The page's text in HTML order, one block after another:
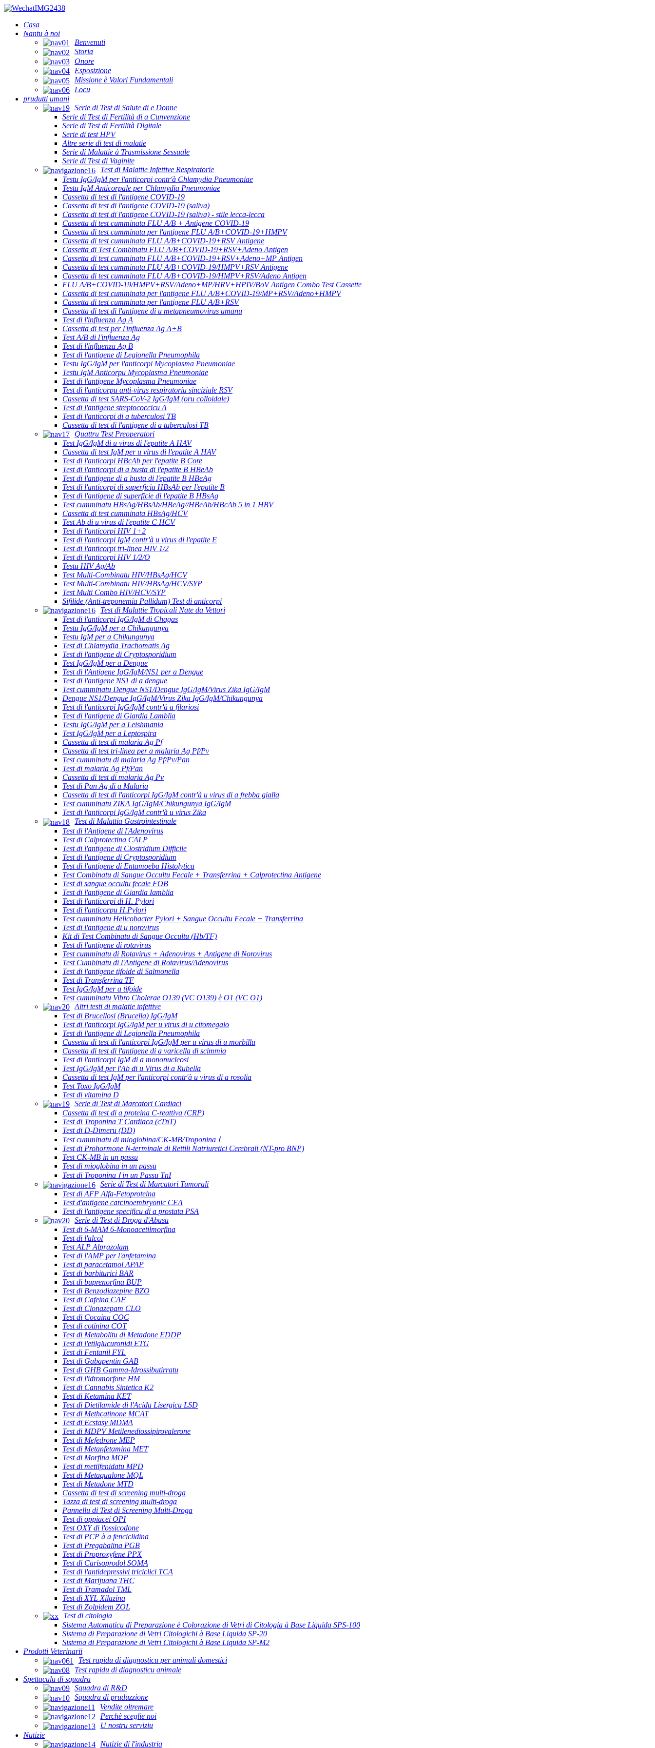
Casa
Nantu à noi
Benvenuti
Storia
Onore
Esposizione
Missione è Valori Fundamentali
Locu
prudutti umani
Serie di Test di Salute di e Donne
Serie di Test di Fertilità di a Cunvenzione
Serie di Test di Fertilità Digitale
Serie di test HPV
Altre serie di test di malatie
Serie di Malattie à Trasmissione Sessuale
Serie di Test di Vaginite
Test di Malattie Infettive Respiratorie
Testu IgG/IgM per l'anticorpi contr'à Chlamydia Pneumoniae
Testu IgM Anticorpale per Chlamydia Pneumoniae
Cassetta di test di l'antigene COVID-19
Cassetta di test di l'antigene COVID-19 (saliva)
Cassetta di test di l'antigene COVID-19 (saliva) - stile lecca-lecca
Cassetta di test cumminata FLU A/B + Antigene COVID-19
Cassetta di test cumminata per l'antigene FLU A/B+COVID-19+HMPV
Cassetta di test cumminata FLU A/B+COVID-19+RSV Antigene
Cassetta di Test Combinatu FLU A/B+COVID-19+RSV+Adeno Antigen
Cassetta di test cumminatu FLU A/B+COVID-19+RSV+Adeno+MP Antigen
Cassetta di test cumminata FLU A/B+COVID-19/HMPV+RSV Antigene
Cassetta di test cumminata FLU A/B+COVID-19/HMPV+RSV/Adeno Antigen
FLU A/B+COVID-19/HMPV+RSV/Adeno+MP/HRV+HPIV/BoV Antigen Combo Test Cassette
Cassetta di test cumminata per l'antigene FLU A/B+COVID-19/MP+RSV/Adeno+HMPV
Cassetta di test cumminata per l'antigene FLU A/B+RSV
Cassetta di test di l'antigene di u metapneumovirus umanu
Test di l'influenza Ag A
Cassetta di test per l'influenza Ag A+B
Test A/B di l'influenza Ag
Test di l'influenza Ag B
Test di l'antigene di Legionella Pneumophila
Testu IgG/IgM per l'anticorpi Mycoplasma Pneumoniae
Testu IgM Anticorpu Mycoplasma Pneumoniae
Test di l'antigene Mycoplasma Pneumoniae
Test di l'anticorpu anti-virus respiratoriu sinciziale RSV
Cassetta di test SARS-CoV-2 IgG/IgM (oru colloidale)
Test di l'antigene streptococcicu A
Test di l'anticorpi di a tuberculosi TB
Cassetta di test di l'antigene di a tuberculosi TB
Quattru Test Preoperatori
Test IgG/IgM di u virus di l'epatite A HAV
Cassetta di test IgM per u virus di l'epatite A HAV
Test di l'anticorpi HBcAb per l'epatite B Core
Test di l'anticorpi di a busta di l'epatite B HBeAb
Test di l'antigene di a busta di l'epatite B HBeAg
Test di l'anticorpi di superficia HBsAb per l'epatite B
Test di l'antigene di superficie di l'epatite B HBsAg
Test cumminatu HBsAg/HBsAb/HBeAg//HBeAb/HBcAb 5 in 1 HBV
Cassetta di test cumminata HBsAg/HCV
Test Ab di u virus di l'epatite C HCV
Test di l'anticorpi HIV 1+2
Test di l'anticorpi IgM contr'à u virus di l'epatite E
Test di l'anticorpi tri-linea HIV 1/2
Test di l'anticorpi HIV 1/2/O
Testu HIV Ag/Ab
Test Multi-Combinatu HIV/HBsAg/HCV
Test Multi-Combinatu HIV/HBsAg/HCV/SYP
Test Multi Combo HIV/HCV/SYP
Sifilide (Anti-treponemia Pallidum) Test di anticorpi
Test di Malattie Tropicali Nate da Vettori
Test di l'anticorpi IgG/IgM di Chagas
Testu IgG/IgM per a Chikungunya
Testu IgM per a Chikungunya
Test di Chlamydia Trachomatis Ag
Test di l'antigene di Cryptosporidium
Test IgG/IgM per a Dengue
Test di l'Antigene IgG/IgM/NS1 per a Dengue
Test di l'antigene NS1 di a dengue
Test cumminatu Dengue NS1/Dengue IgG/IgM/Virus Zika IgG/IgM
Dengue NS1/Dengue IgG/IgM/Virus Zika IgG/IgM/Chikungunya
Test di l'anticorpi IgG/IgM contr'à a filariosi
Test di l'antigene di Giardia Lamblia
Testu IgG/IgM per a Leishmania
Test IgG/IgM per a Leptospira
Cassetta di test di malaria Ag Pf
Cassetta di test tri-linea per a malaria Ag Pf/Pv
Test cumminatu di malaria Ag Pf/Pv/Pan
Test di malaria Ag Pf/Pan
Cassetta di test di malaria Ag Pv
Test di Pan Ag di a Malaria
Cassetta di test di l'anticorpi IgG/IgM contr'à u virus di a frebba gialla
Test cumminatu ZIKA IgG/IgM/Chikungunya IgG/IgM
Test di l'anticorpi IgG/IgM contr'à u virus Zika
Test di Malattia Gastrointestinale
Test di l'Antigene di l'Adenovirus
Test di Calprotectina CALP
Test di l'antigene di Clostridium Difficile
Test di l'antigene di Cryptosporidium
Test di l'antigene di Entamoeba Histolytica
Test Combinatu di Sangue Occultu Fecale + Transferrina + Calprotectina Antigene
Test di sangue occultu fecale FOB
Test di l'antigene di Giardia Iamblia
Test di l'anticorpi di H. Pylori
Test di l'anticorpu H.Pylori
Test cumminatu Helicobacter Pylori + Sangue Occultu Fecale + Transferrina
Test di l'antigene di u norovirus
Kit di Test Combinatu di Sangue Occultu (Hb/TF)
Test di l'antigene di rotavirus
Test cumminatu di Rotavirus + Adenovirus + Antigene di Norovirus
Test Cumbinatu di l'Antigene di Rotavirus/Adenovirus
Test di l'antigene tifoide di Salmonella
Test di Transferrina TF
Test IgG/IgM per a tifoide
Test cumminatu Vibro Cholerae O139 (VC O139) è O1 (VC O1)
Altri testi di malatie infettive
Test di Brucellosi (Brucella) IgG/IgM
Test di l'anticorpi IgG/IgM per u virus di u citomegalo
Test di l'antigene di Legionella Pneumophila
Cassetta di test di l'anticorpi IgG/IgM per u virus di u morbillu
Cassetta di test di l'antigene di a varicella di scimmia
Test di l'anticorpi IgM di a mononucleosi
Test IgG/IgM per l'Ab di u Virus di a Rubella
Cassetta di test IgM per l'anticorpi contr'à u virus di a rosolia
Test Toxo IgG/IgM
Test di vitamina D
Serie di Test di Marcatori Cardiaci
Cassetta di test di a proteina C-reattiva (CRP)
Test di Troponina T Cardiaca (cTnT)
Test di D-Dimeru (DD)
Test cumminatu di mioglobina/CK-MB/Troponina Ⅰ
Test di Prohormone N-terminale di Rettili Natriuretici Cerebrali (NT-pro BNP)
Test CK-MB in un passu
Test di mioglobina in un passu
Test di Troponina Ⅰ in un Passu TnI
Serie di Test di Marcatori Tumorali
Test di AFP Alfa-Fetoproteina
Test d'antigene carcinoembryonic CEA
Test di l'antigene specificu di a prostata PSA
Serie di Test di Droga d'Abusu
Test di 6-MAM 6-Monoacetilmorfina
Test di l'alcol
Test ALP Alprazolam
Test di l'AMP per l'anfetamina
Test di paracetamol APAP
Test di barbiturici BAR
Test di buprenorfina BUP
Test di Benzodiazepine BZO
Test di Cafeina CAF
Test di Clonazepam CLO
Test di Cocaina COC
Test di cotinina COT
Test di Metabolitu di Metadone EDDP
Test di l'etilglucuronidi ETG
Test di Fentanil FYL
Test di Gabapentin GAB
Test di GHB Gamma-Idrossibutirratu
Test di l'idromorfone HM
Test di Cannabis Sintetica K2
Test di Ketamina KET
Test di Dietilamide di l'Acidu Lisergicu LSD
Test di Methcatinone MCAT
Test di Ecstasy MDMA
Test di MDPV Metilenediossipirovalerone
Test di Mefedrone MEP
Test di Metanfetamina MET
Test di Morfina MOP
Test di metilfenidatu MPD
Test di Metaqualone MQL
Test di Metadone MTD
Cassetta di test di screening multi-droga
Tazza di test di screening multi-droga
Pannellu di Test di Screening Multi-Droga
Test di oppiacei OPI
Test OXY di l'ossicodone
Test di PCP à a fenciclidina
Test di Pregabalina PGB
Test di Proproxyfene PPX
Test di Carisoprodol SOMA
Test di l'antidepressivi triciclici TCA
Test di Marijuana THC
Test di Tramadol TML
Test di XYL Xilazina
Test di Zolpidem ZOL
Test di citologia
Sistema Automaticu di Preparazione è Colorazione di Vetri di Citologia à Base Liquida SPS-100
Sistema di Preparazione di Vetri Citologichi à Base Liquida SP-20
Sistema di Preparazione di Vetri Citologichi à Base Liquida SP-M2
Prodotti Veterinarii
Test rapidu di diagnosticu per animali domestici
Test rapidu di diagnosticu animale
Spettaculu di squadra
Squadra di R&D
Squadra di pruduzzione
Vendite oltremare
Perchè sceglie noi
U nostru serviziu
Nutizie
Nutizie di l'industria